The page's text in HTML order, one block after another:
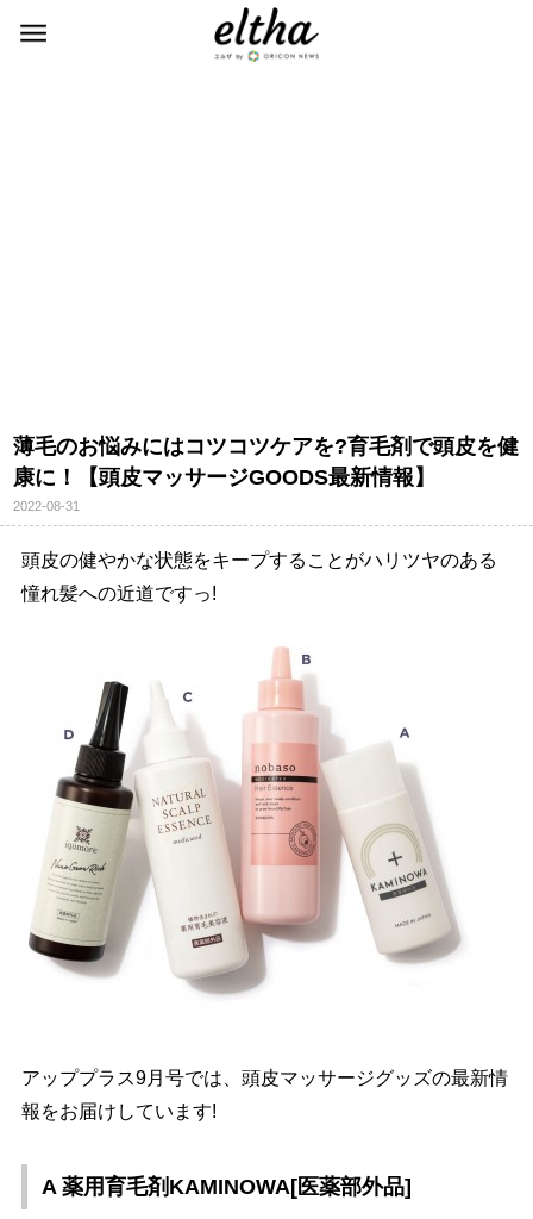
薄毛のお悩みにはコツコツケアを?育毛剤で頭皮を健
康に！【頭皮マッサージGOODS最新情報】
2022-08-31
頭皮の健やかな状態をキープすることがハリツヤのある
憧れ髪への近道ですっ!
アッププラス9月号では、頭皮マッサージグッズの最新情
報をお届けしています!
A 薬用育毛剤KAMINOWA[医薬部外品]